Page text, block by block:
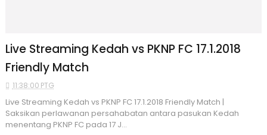
Live Streaming Kedah vs PKNP FC 17.1.2018
Friendly Match
11:38:00 PTG
Live Streaming Kedah vs PKNP FC 17.1.2018 Friendly Match |
Saksikan perlawanan persahabatan antara pasukan Kedah
menentang PKNP FC pada 17 J...